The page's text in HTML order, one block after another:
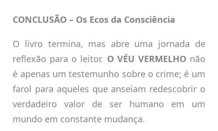
CONCLUSÃO – Os Ecos da Consciência
O livro termina, mas abre uma jornada de
reflexão para o leitor. O VÉU VERMELHOnão
é apenas um testemunho sobre o crime; é um
farol para aqueles que anseiam redescobrir o
verdadeiro valor de ser humano em um
mundo em constante mudança.